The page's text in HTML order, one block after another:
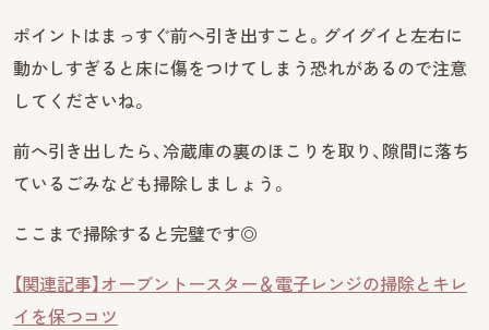
ポイントはまっすぐ前へ引き出すこと。グイグイと左右に
動かしすぎると床に傷をつけてしまう恐れがあるので注意
してくださいね。
前へ引き出したら、冷蔵庫の裏のほこりを取り、隙間に落ち
ているごみなども掃除しましょう。
ここまで掃除すると完璧です◎
【関連記事】オーブントースター＆電子レンジの掃除とキレ
イを保つコツ